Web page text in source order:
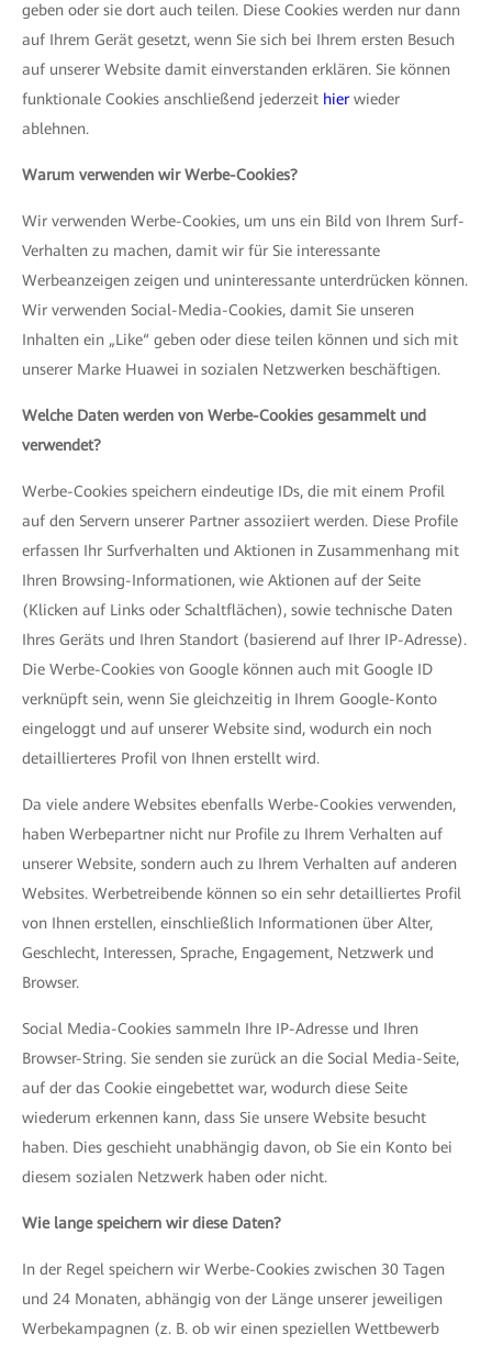
geben oder sie dort auch teilen. Diese Cookies werden nur dann
auf Ihrem Gerät gesetzt, wenn Sie sich bei Ihrem ersten Besuch
auf unserer Website damit einverstanden erklären. Sie können
funktionale Cookies anschließend jederzeit hier wieder
ablehnen.
Warum verwenden wir Werbe-Cookies?
Wir verwenden Werbe-Cookies, um uns ein Bild von Ihrem Surf-
Verhalten zu machen, damit wir für Sie interessante
Werbeanzeigen zeigen und uninteressante unterdrücken können.
Wir verwenden Social-Media-Cookies, damit Sie unseren
Inhalten ein „Like“ geben oder diese teilen können und sich mit
unserer Marke Huawei in sozialen Netzwerken beschäftigen.
Welche Daten werden von Werbe-Cookies gesammelt und
verwendet?
Werbe-Cookies speichern eindeutige IDs, die mit einem Profil
auf den Servern unserer Partner assoziiert werden. Diese Profile
erfassen Ihr Surfverhalten und Aktionen in Zusammenhang mit
Ihren Browsing-Informationen, wie Aktionen auf der Seite
(Klicken auf Links oder Schaltflächen), sowie technische Daten
Ihres Geräts und Ihren Standort (basierend auf Ihrer IP-Adresse).
Die Werbe-Cookies von Google können auch mit Google ID
verknüpft sein, wenn Sie gleichzeitig in Ihrem Google-Konto
eingeloggt und auf unserer Website sind, wodurch ein noch
detaillierteres Profil von Ihnen erstellt wird.
Da viele andere Websites ebenfalls Werbe-Cookies verwenden,
haben Werbepartner nicht nur Profile zu Ihrem Verhalten auf
unserer Website, sondern auch zu Ihrem Verhalten auf anderen
Websites. Werbetreibende können so ein sehr detailliertes Profil
von Ihnen erstellen, einschließlich Informationen über Alter,
Geschlecht, Interessen, Sprache, Engagement, Netzwerk und
Browser.
Social Media-Cookies sammeln Ihre IP-Adresse und Ihren
Browser-String. Sie senden sie zurück an die Social Media-Seite,
auf der das Cookie eingebettet war, wodurch diese Seite
wiederum erkennen kann, dass Sie unsere Website besucht
haben. Dies geschieht unabhängig davon, ob Sie ein Konto bei
diesem sozialen Netzwerk haben oder nicht.
Wie lange speichern wir diese Daten?
In der Regel speichern wir Werbe-Cookies zwischen 30 Tagen
und 24 Monaten, abhängig von der Länge unserer jeweiligen
Werbekampagnen (z. B. ob wir einen speziellen Wettbewerb